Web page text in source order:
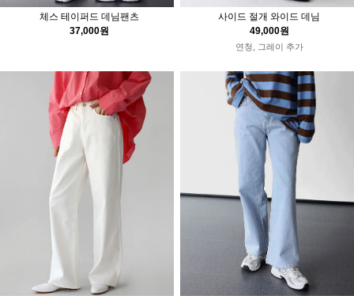
체스 테이퍼드 데님팬츠
37,000원
사이드 절개 와이드 데님
49,000원
연청, 그레이 추가